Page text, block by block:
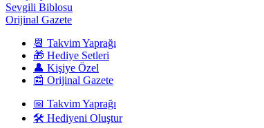
Sevgili Biblosu
Orijinal Gazete
📆 Takvim Yaprağı
🎁 Hediye Setleri
👤 Kişiye Özel
📰 Orijinal Gazete
📅 Takvim Yaprağı
🛠️ Hediyeni Oluştur